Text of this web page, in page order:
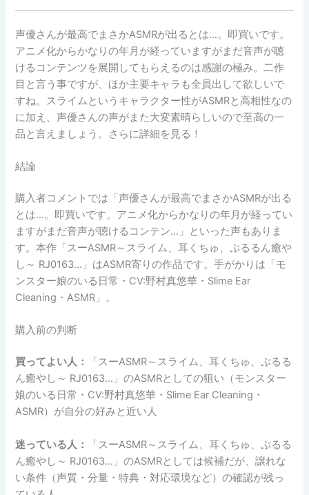
声優さんが最高でまさかASMRが出るとは…。即買いです。
アニメ化からかなりの年月が経っていますがまだ音声が聴
けるコンテンツを展開してもらえるのは感謝の極み。二作
目と言う事ですが、ほか主要キャラも全員出して欲しいで
すね。スライムというキャラクター性がASMRと高相性なの
に加え、声優さんの声がまた大変素晴らしいので至高の一
品と言えましょう。さらに詳細を見る！
結論
購入者コメントでは「声優さんが最高でまさかASMRが出る
とは…。即買いです。アニメ化からかなりの年月が経ってい
ますがまだ音声が聴けるコンテン…」といった声もありま
す。本作「スーASMR～スライム、耳くちゅ、ぷるるん癒や
し～ RJ0163…」はASMR寄りの作品です。手がかりは「モ
ンスター娘のいる日常・CV:野村真悠華・Slime Ear
Cleaning・ASMR」。
購入前の判断
買ってよい人：
「スーASMR～スライム、耳くちゅ、ぷるる
ん癒やし～ RJ0163…」のASMRとしての狙い（モンスター
娘のいる日常・CV:野村真悠華・Slime Ear Cleaning・
ASMR）が自分の好みと近い人
迷っている人：
「スーASMR～スライム、耳くちゅ、ぷるる
ん癒やし～ RJ0163…」のASMRとしては候補だが、譲れな
い条件（声質・分量・特典・対応環境など）の確認が残っ